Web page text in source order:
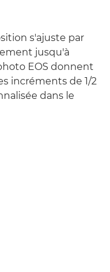
s'ajuste par
jusqu'à
EOS donnent
incréments de 1/2
dans le